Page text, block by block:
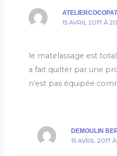
15 AVRIL 2017 À
le matelassage est
a fait quilter par une
n’est pas équipée
DEMOULIN
15 AVRIL 2017